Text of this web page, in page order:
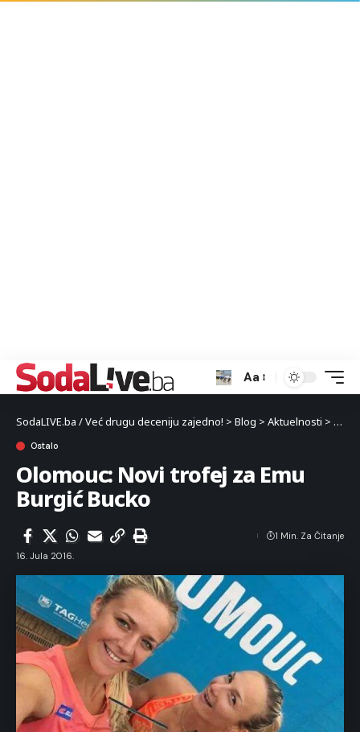
Aa
SodaLIVE.ba / Već drugu deceniju zajedno! > Blog > Aktuelnosti > Sport
Ostalo
Olomouc: Novi trofej za Emu
Burgić Bucko
16. Jula 2016.
1 Min. Za Čitanje